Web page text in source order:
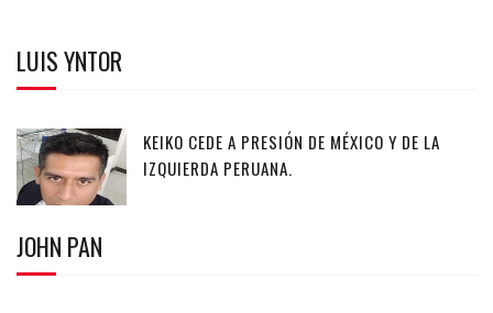
LUIS YNTOR
KEIKO CEDE A PRESIÓN DE MÉXICO Y DE LA
IZQUIERDA PERUANA.
JOHN PAN